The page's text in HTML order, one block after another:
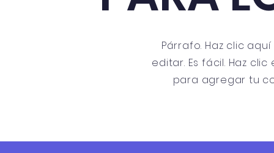
Párrafo. Haz clic
editar. Es fácil. Haz
para agregar tu